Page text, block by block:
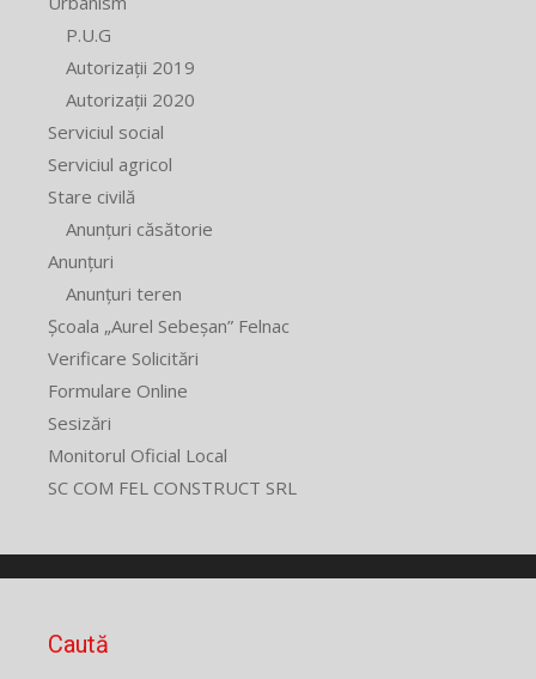
P.U.G
Autorizații 2019
Autorizații 2020
Serviciul social
Serviciul agricol
Stare civilă
Anunțuri căsătorie
Anunțuri
Anunțuri teren
Școala „Aurel Sebeșan” Felnac
Verificare Solicitări
Formulare Online
Sesizări
Monitorul Oficial Local
SC COM FEL CONSTRUCT SRL
Caută